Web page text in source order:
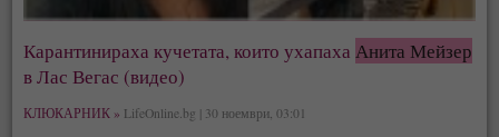
Карантинираха кучетата, които ухапахаАнита Мейзер
в Лас Вегас (видео)
КЛЮКАРНИК » LifeOnline.bg | 30 ноември, 03:01